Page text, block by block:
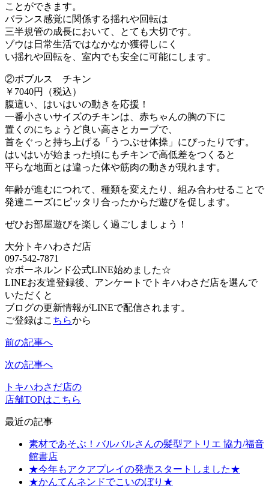
ことができます。
バランス感覚に関係する揺れや回転は
三半規管の成長において、とても大切です。
ゾウは日常生活ではなかなか獲得しにく
い揺れや回転を、室内でも安全に可能にします。
②ボブルス チキン
￥7040円（税込）
腹這い、はいはいの動きを応援！
一番小さいサイズのチキンは、赤ちゃんの胸の下に
置くのにちょうど良い高さとカーブで、
首をぐっと持ち上げる「うつぶせ体操」にぴったりです。
はいはいが始まった頃にもチキンで高低差をつくると
平らな地面とは違った体や筋肉の動きが現れます。
年齢が進むにつれて、種類を変えたり、組み合わせることで
発達ニーズにピッタリ合ったからだ遊びを促します。
ぜひお部屋遊びを楽しく過ごしましょう！
大分トキハわさだ店
097-542-7871
☆ボーネルンド公式LINE始めました☆
LINEお友達登録後、アンケートでトキハわさだ店を選んで
いただくと
ブログの更新情報がLINEで配信されます。
ご登録はこ ちらから
前の記事へ
次の記事へ
トキハわさだ店の
店舗TOPはこちら
最近の記事
素材であそぶ！バルバルさんの髪型アトリエ 協力/福音
館書店
★今年もアクアプレイの発売スタートしました★
★かんてんネンドでこいのぼり★